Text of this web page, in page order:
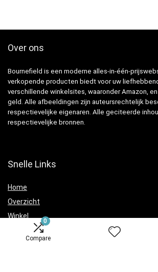
0
Compare
Over ons
Bournefield is een moderne alles-in-één-
verkopende producten biedt voor uw
verschillende winkelsites, waaronder Amazon,
geld. Alle afbeeldingen zijn auteursrechtelijk
respectievelijke eigenaren. Alle geciteerde
respectievelijke bronnen.
Snelle Links
Home
Overzicht
Winkel